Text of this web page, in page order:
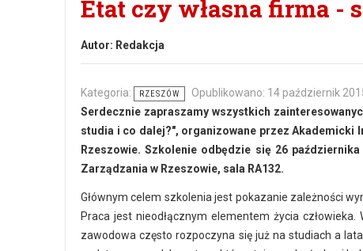
Etat czy własna firma -
Autor: Redakcja
Kategoria: RZESZÓW
Opublikowano: 14 październik
Serdecznie zapraszamy wszystkich
studia i co dalej?", organizowane przez Akademicki
Rzeszowie. Szkolenie odbędzie się 26
Zarządzania w Rzeszowie, sala RA132.
Głównym celem szkolenia jest pokazanie zależności
Praca jest nieodłącznym elementem życia
zawodowa często rozpoczyna się już na studiach a